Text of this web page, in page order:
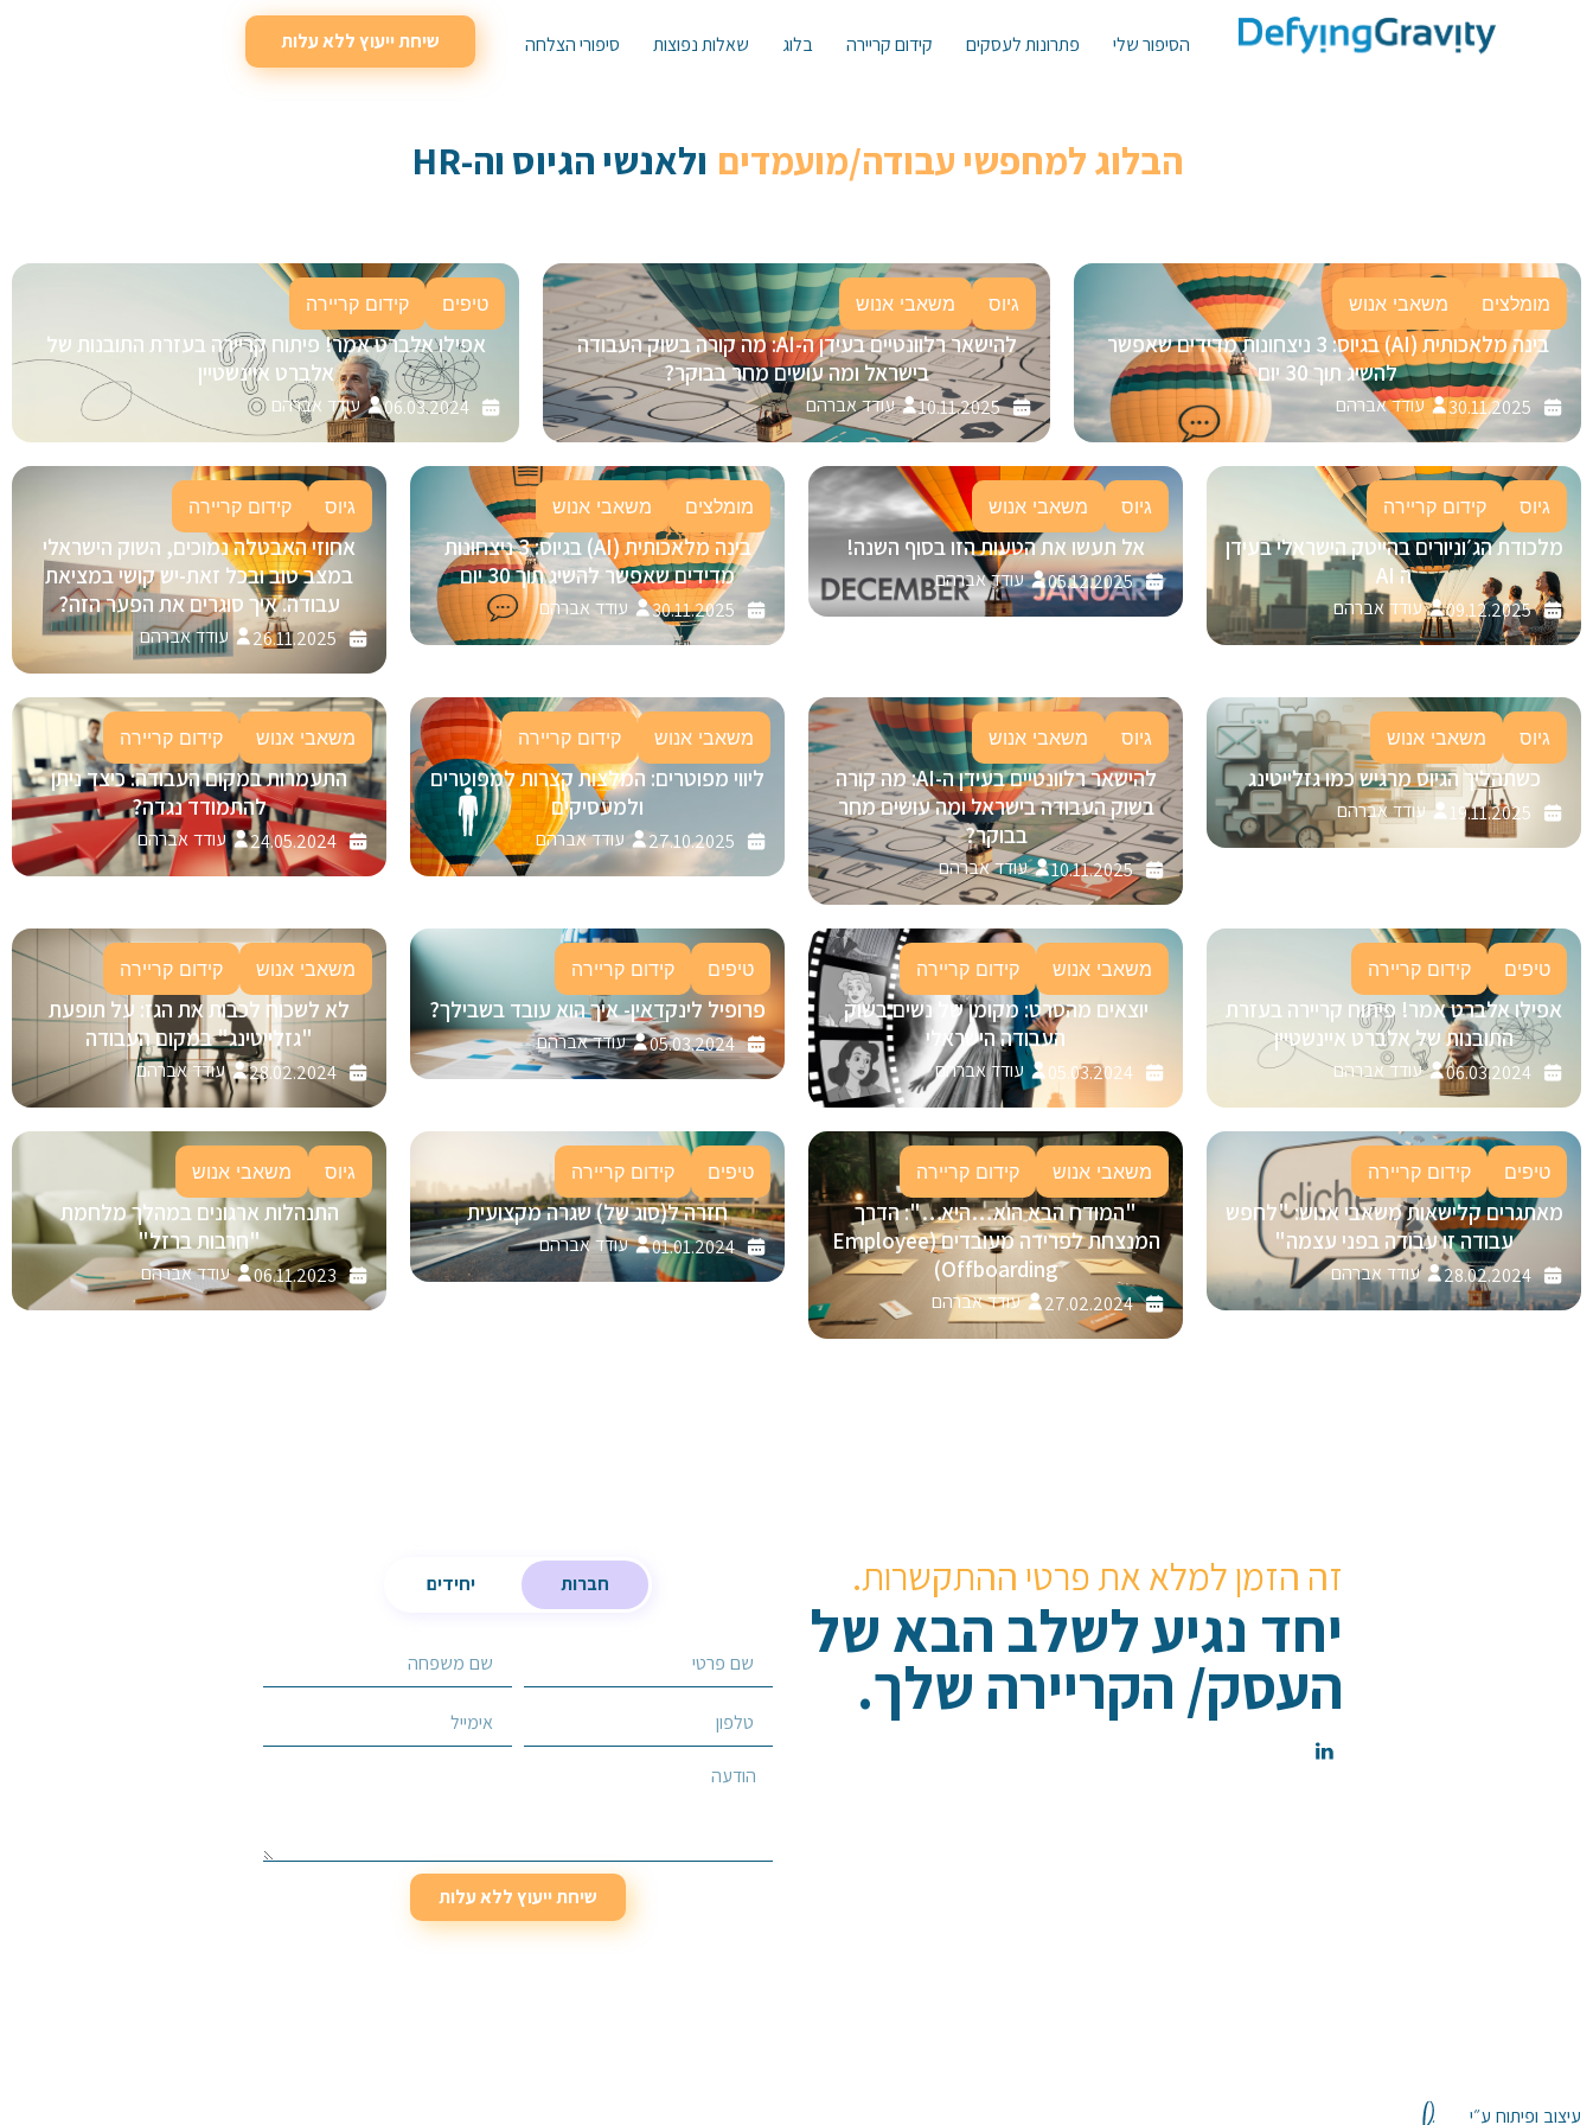
הסיפור שלי פתרונות לעסקים קידום קריירה בלוג שאלות נפוצות סיפורי הצלחה שיחת ייעוץ ללא עלות
הבלוג למחפשי עבודה/מועמדים ולאנשי הגיוס וה-HR
מומלצים משאבי אנוש
בינה מלאכותית (AI) בגיוס: 3 ניצחונות מדידים שאפשר
להשיג תוך 30 יום
30.11.2025 עודד אברהם
גיוס משאבי אנוש
להישאר רלוונטיים בעידן ה-AI: מה קורה בשוק העבודה
בישראל ומה עושים מחר בבוקר?
10.11.2025 עודד אברהם
טיפים קידום קריירה
אפילו אלברט אמר! פיתוח קריירה בעזרת התובנות של
אלברט איינשטיין
06.03.2024 עודד אברהם
גיוס קידום קריירה
מלכודת הג׳וניורים בהייטק הישראלי בעידן
ה AI
09.12.2025 עודד אברהם
גיוס משאבי אנוש
אל תעשו את הטעות הזו בסוף השנה!
05.12.2025 עודד אברהם
מומלצים משאבי אנוש
בינה מלאכותית (AI) בגיוס: 3 ניצחונות
מדידים שאפשר להשיג תוך 30 יום
30.11.2025 עודד אברהם
גיוס קידום קריירה
אחוזי האבטלה נמוכים, השוק הישראלי
במצב טוב ובכל זאת-יש קושי במציאת
עבודה. איך סוגרים את הפער הזה?
26.11.2025 עודד אברהם
גיוס משאבי אנוש
כשתהליך הגיוס מרגיש כמו גזלייטינג
19.11.2025 עודד אברהם
גיוס משאבי אנוש
להישאר רלוונטיים בעידן ה-AI: מה קורה
בשוק העבודה בישראל ומה עושים מחר
בבוקר?
10.11.2025 עודד אברהם
משאבי אנוש קידום קריירה
ליווי מפוטרים: המלצות קצרות למפוטרים
ולמעסיקים
27.10.2025 עודד אברהם
משאבי אנוש קידום קריירה
התעמרות במקום העבודה: כיצד ניתן
להתמודד נגדה?
24.05.2024 עודד אברהם
טיפים קידום קריירה
אפילו אלברט אמר! פיתוח קריירה בעזרת
התובנות של אלברט איינשטיין
06.03.2024 עודד אברהם
משאבי אנוש קידום קריירה
יוצאים מהסרט: מקומן של נשים בשוק
העבודה הישראלי
05.03.2024 עודד אברהם
טיפים קידום קריירה
פרופיל לינקדאין- איך הוא עובד בשבילך?
05.03.2024 עודד אברהם
משאבי אנוש קידום קריירה
לא לשכוח לכבות את הגז: על תופעת
"גזלייטינג" במקום העבודה
28.02.2024 עודד אברהם
טיפים קידום קריירה
מאתגרים קלישאות משאבי אנוש: "לחפש
עבודה זו עבודה בפני עצמה"
28.02.2024 עודד אברהם
משאבי אנוש קידום קריירה
"המודח הבא הוא…היא…": הדרך
המנצחת לפרידה מעובדים (Employee
Offboarding)
27.02.2024 עודד אברהם
טיפים קידום קריירה
חזרה ל(סוג של) שגרה מקצועית
01.01.2024 עודד אברהם
גיוס משאבי אנוש
התנהלות ארגונים במהלך מלחמת
"חרבות ברזל"
06.11.2023 עודד אברהם
זה הזמן למלא את פרטי ההתקשרות.
יחד נגיע לשלב הבא של
העסק/ הקריירה שלך.
חברות יחידים
שיחת ייעוץ ללא עלות
בחר/י שירות מבוקש
עיצוב ופיתוח ע״י